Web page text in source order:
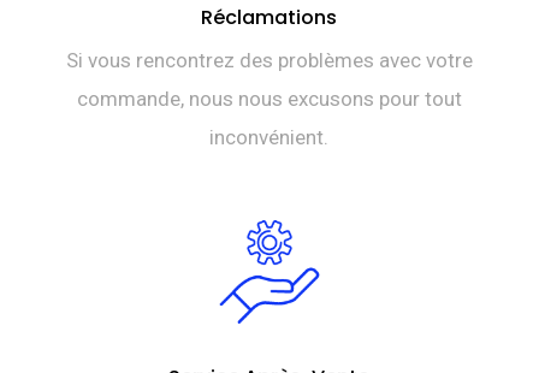
Réclamations
Si vous rencontrez des problèmes avec votre
commande, nous nous excusons pour tout
inconvénient.